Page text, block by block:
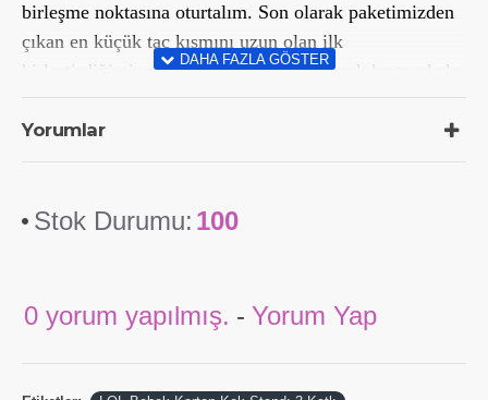
birleşme noktasına oturtalım. Son olarak paketimizden
çıkan en küçük taç kısmını uzun olan ilk
birleştirdiğimiz parçaların üzerine oturtarak karton kek
dakika gibi kısa bir zaman içerisinde tamamlanmış
etkinliklerinizde kullanabilirsiniz. Diğer kek standı
Yorumlar
Stok Durumu: 100
0 yorum yapılmış. - Yorum Yap